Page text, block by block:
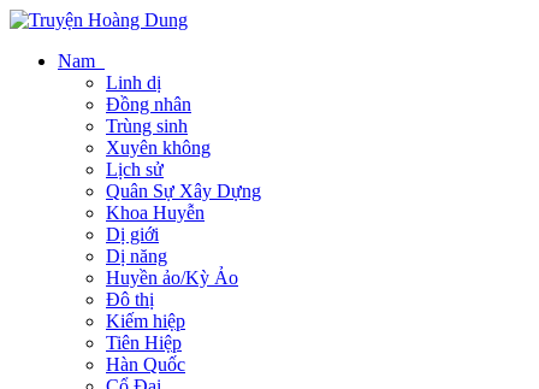
Nam
Linh dị
Đồng nhân
Trùng sinh
Xuyên không
Lịch sử
Quân Sự Xây Dựng
Khoa Huyễn
Dị giới
Dị năng
Huyền ảo/Kỳ Ảo
Đô thị
Kiếm hiệp
Tiên Hiệp
Hàn Quốc